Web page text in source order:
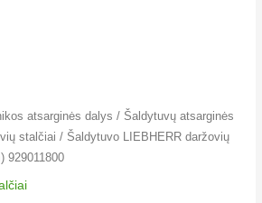
atsarginės dalys / Šaldytuvų atsarginės
stalčiai / Šaldytuvo LIEBHERR daržovių
929011800